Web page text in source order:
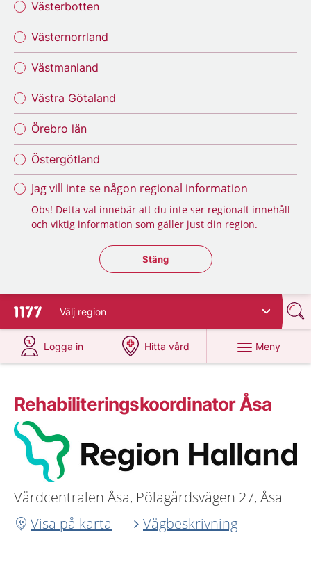
Västerbotten
Västernorrland
Västmanland
Västra Götaland
Örebro län
Östergötland
Jag vill inte se någon regional information
Obs! Detta val innebär att du inte ser regionalt innehåll
och viktig information som gäller just din region.
Stäng regionsväljaren
Stäng
Till startsidan för 1177
Välj region
Logga in
på 1177.se
Hitta vård
på 1177.se
Meny
Rehabiliteringskoordinator Åsa
Vårdcentralen Åsa, Pölagårdsvägen 27, Åsa
Visa på karta
Vägbeskrivning